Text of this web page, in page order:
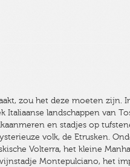
zou het deze moeten zijn.
Italiaanse landschappen van
en stadjes op
volk, de Etrusken.
Volterra, het kleine
Montepulciano, het